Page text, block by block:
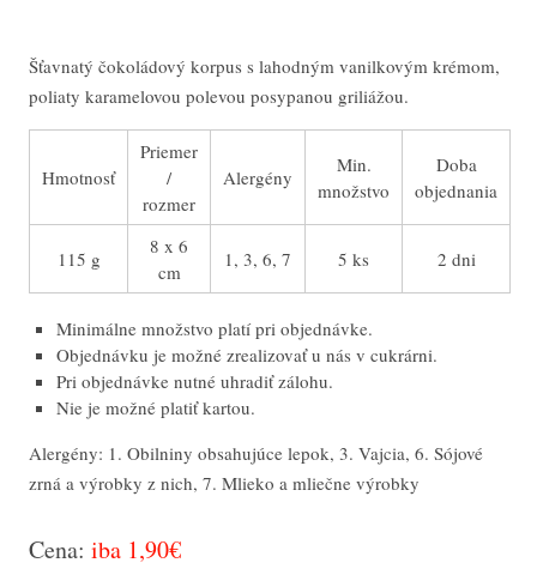
Šťavnatý čokoládový korpus s lahodným vanilkovým krémom,
poliaty karamelovou polevou posypanou griliážou.
Hmotnosť
Priemer
/
rozmer
Alergény
Min.
množstvo
Doba
objednania
115 g
8 x 6
cm
1, 3, 6, 7 5 ks 2 dni
Minimálne množstvo platí pri objednávke.
Objednávku je možné zrealizovať u nás v cukrárni.
Pri objednávke nutné uhradiť zálohu.
Nie je možné platiť kartou.
Alergény: 1. Obilniny obsahujúce lepok, 3. Vajcia, 6. Sójové
zrná a výrobky z nich, 7. Mlieko a mliečne výrobky
Cena: iba 1,90€